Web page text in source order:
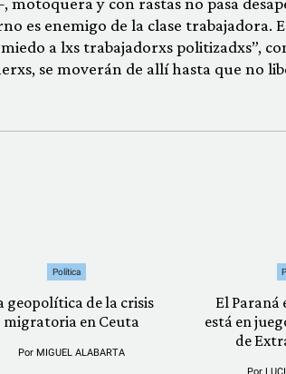
es enemigo de la clase trabajadora.
a lxs trabajadorxs politizadxs”,
se moverán de allí hasta que no
Política
geopolítica de la crisis
migratoria en Ceuta
Por MIGUEL ALABARTA
El Paraná
está en
de